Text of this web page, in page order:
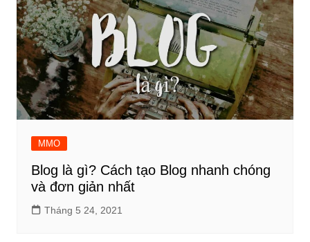
MMO
Blog là gì? Cách tạo Blog nhanh chóng
và đơn giản nhất
Tháng 5 24, 2021